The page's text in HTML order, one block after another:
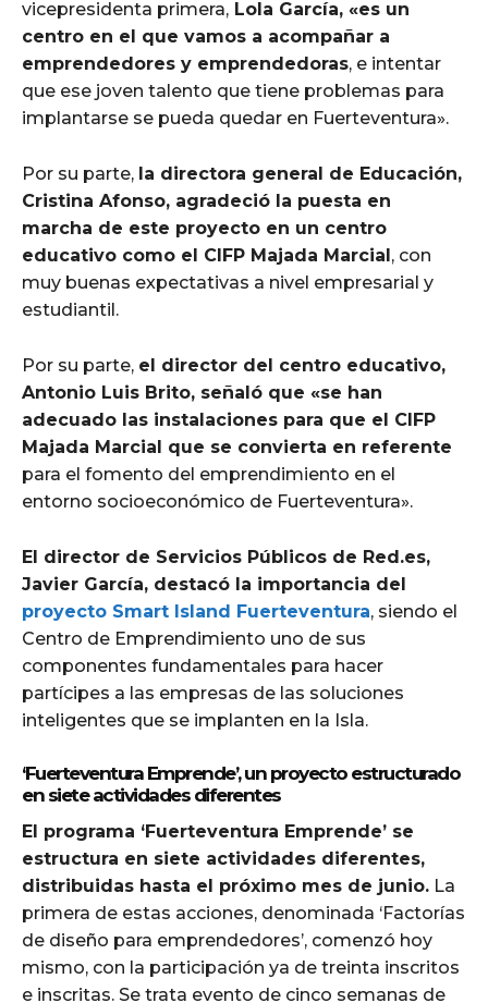
vicepresidenta primera, Lola García, «es un
centro en el que vamos a acompañar a
emprendedores y emprendedoras, e intentar
que ese joven talento que tiene problemas para
implantarse se pueda quedar en Fuerteventura».
Por su parte, la directora general de Educación,
Cristina Afonso, agradeció la puesta en
marcha de este proyecto en un centro
educativo como el CIFP Majada Marcial, con
muy buenas expectativas a nivel empresarial y
estudiantil.
Por su parte, el director del centro educativo,
Antonio Luis Brito, señaló que «se han
adecuado las instalaciones para que el CIFP
Majada Marcial que se convierta en referente
para el fomento del emprendimiento en el
entorno socioeconómico de Fuerteventura».
El director de Servicios Públicos de Red.es,
Javier García, destacó la importancia del
proyecto Smart Island Fuerteventura, siendo el
Centro de Emprendimiento uno de sus
componentes fundamentales para hacer
partícipes a las empresas de las soluciones
inteligentes que se implanten en la Isla.
‘Fuerteventura Emprende’, un proyecto estructurado
en siete actividades diferentes
El programa ‘Fuerteventura Emprende’ se
estructura en siete actividades diferentes,
distribuidas hasta el próximo mes de junio. La
primera de estas acciones, denominada ‘Factorías
de diseño para emprendedores’, comenzó hoy
mismo, con la participación ya de treinta inscritos
e inscritas. Se trata evento de cinco semanas de